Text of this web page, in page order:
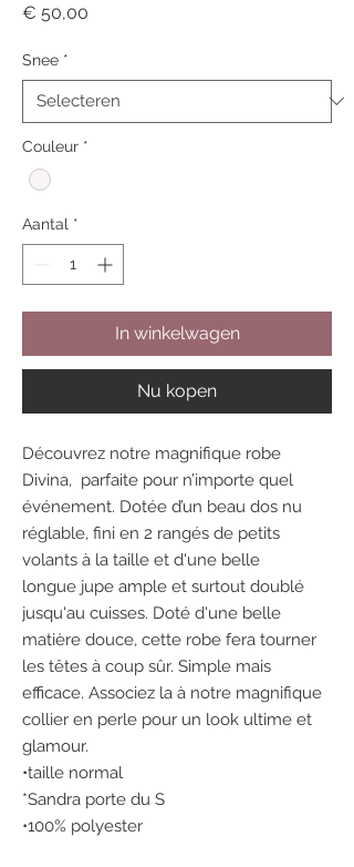
€ 50,00
Snee *
Couleur *
Aantal *
In winkelwagen
Nu kopen
Découvrez notre magnifique robe
Divina, parfaite pour n’importe quel
événement. Dotée d’un beau dos nu
réglable, fini en 2 rangés de petits
volants à la taille et d'une belle
longue jupe ample et surtout doublé
jusqu'au cuisses. Doté d'une belle
matière douce, cette robe fera tourner
les têtes à coup sûr. Simple mais
efficace. Associez la à notre magnifique
collier en perle pour un look ultime et
glamour.
•taille normal
*Sandra porte du S
•100% polyester